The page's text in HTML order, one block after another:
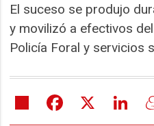
El suceso se produjo
y movilizó a efectivos
Policía Foral y servicios
Share Facebook